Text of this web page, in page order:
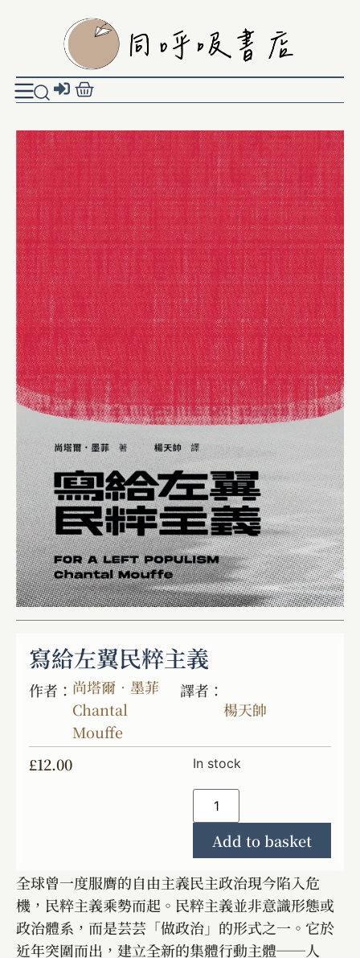
寫給左翼民粹主義
作者： 尚塔爾．墨菲
Chantal
Mouffe
譯者：
楊天帥
£12.00 In stock
Add to basket
全球曾一度服膺的自由主義民主政治現今陷入危
機，民粹主義乘勢而起。民粹主義並非意識形態或
政治體系，而是芸芸「做政治」的形式之一。它於
近年突圍而出，建立全新的集體行動主體──人